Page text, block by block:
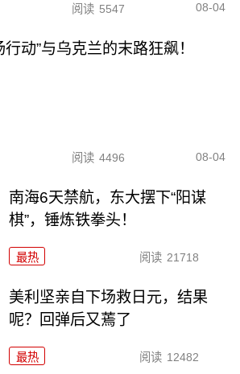
阅读 5547 08-04
动”与乌克兰的末路狂飙！
阅读 4496 08-04
南海6天禁航，东大摆下“阳谋
棋”，锤炼铁拳头！
最热 阅读 21718
美利坚亲自下场救日元，结果
呢？回弹后又蔫了
最热 阅读 12482